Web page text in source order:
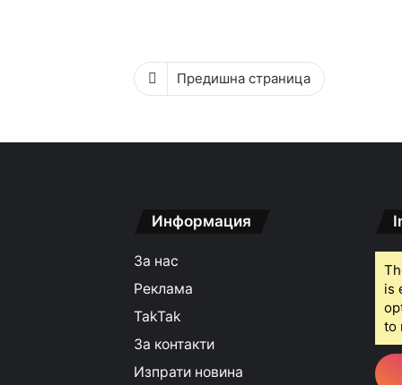
Предишна страница
Информация
За нас
Реклама
TakTak
За контакти
Изпрати новина
is
to